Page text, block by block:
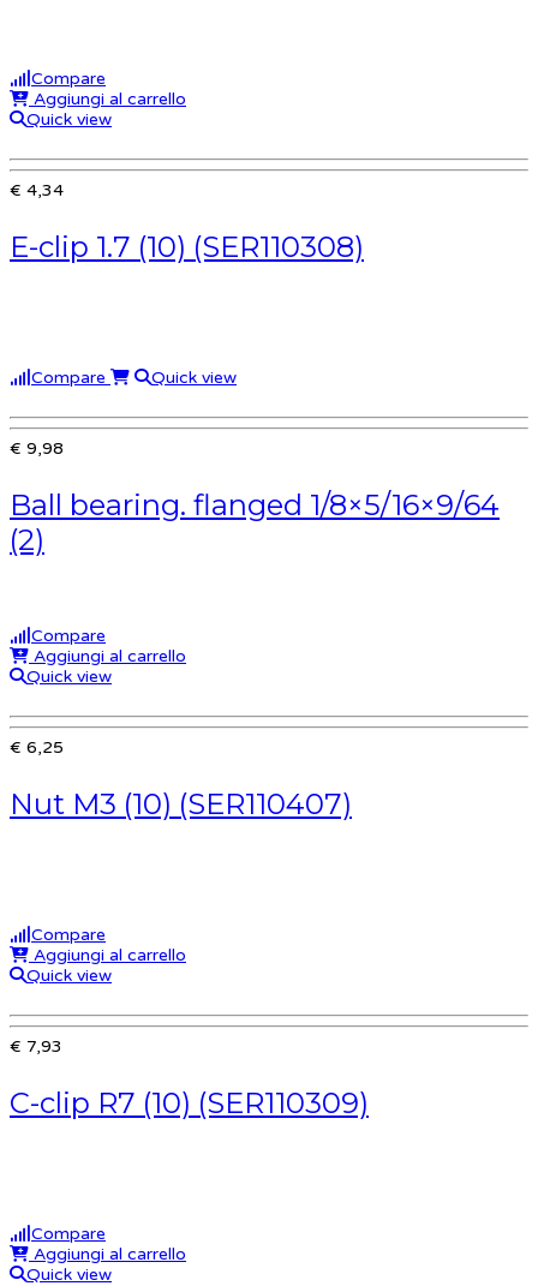
Compare
Aggiungi al carrello
Quick view
€ 4,34
E-clip 1.7 (10) (SER110308)
Compare Quick view
€ 9,98
Ball bearing. flanged 1/8×5/16×9/64
(2)
Compare
Aggiungi al carrello
Quick view
€ 6,25
Nut M3 (10) (SER110407)
Compare
Aggiungi al carrello
Quick view
€ 7,93
C-clip R7 (10) (SER110309)
Compare
Aggiungi al carrello
Quick view